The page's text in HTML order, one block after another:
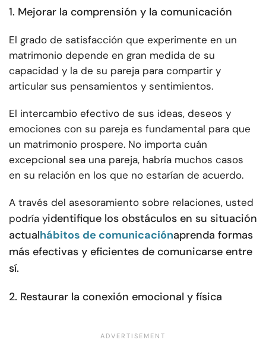
1. Mejorar la comprensión y la comunicación
El grado de satisfacción que experimente en un
matrimonio depende en gran medida de su
capacidad y la de su pareja para compartir y
articular sus pensamientos y sentimientos.
El intercambio efectivo de sus ideas, deseos y
emociones con su pareja es fundamental para que
un matrimonio prospere. No importa cuán
excepcional sea una pareja, habría muchos casos
en su relación en los que no estarían de acuerdo.
A través del asesoramiento sobre relaciones, usted
podría yidentifique los obstáculos en su situación
actualhábitos de comunicaciónaprenda formas
más efectivas y eficientes de comunicarse entre
sí.
2. Restaurar la conexión emocional y física